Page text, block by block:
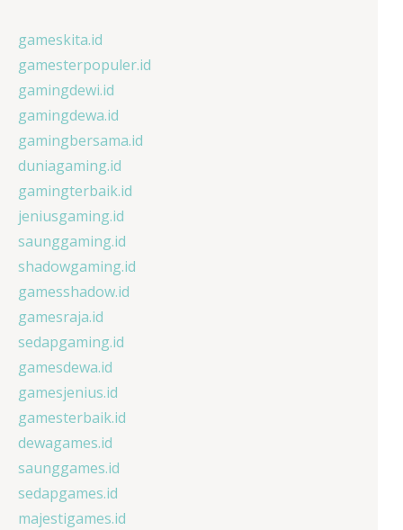
gameskita.id
gamesterpopuler.id
gamingdewi.id
gamingdewa.id
gamingbersama.id
duniagaming.id
gamingterbaik.id
jeniusgaming.id
saunggaming.id
shadowgaming.id
gamesshadow.id
gamesraja.id
sedapgaming.id
gamesdewa.id
gamesjenius.id
gamesterbaik.id
dewagames.id
saunggames.id
sedapgames.id
majestigames.id